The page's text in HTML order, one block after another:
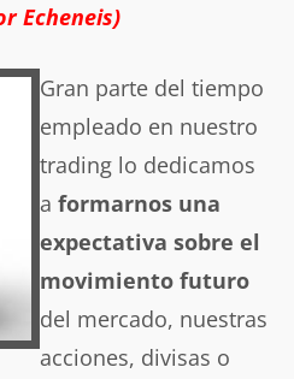
Echeneis)
Gran parte del tiempo
empleado en nuestro
trading lo dedicamos
a formarnos una
expectativa sobre el
movimiento futuro
del mercado, nuestras
acciones, divisas o